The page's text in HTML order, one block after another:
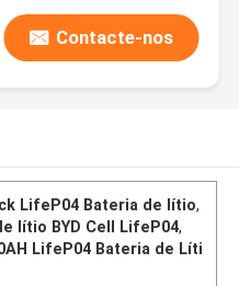
Contacte-nos
LifeP04 Bateria de lítio,
lítio BYD Cell LifeP04,
LifeP04 Bateria de Líti